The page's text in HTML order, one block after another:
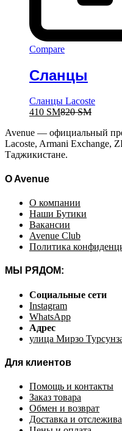
Compare
Сланцы
Сланцы Lacoste
410 ЅМ820ЅМ
Avenue — официальный
Lacoste, Armani Exchange,
Таджикистане.
O Avenue
О компании
Наши Бутики
Вакансии
Avenue Club
Политика
МЫ РЯДОМ:
Социальные сети
Instagram
WhatsApp
Адрес
улица Мирзо
Для клиентов
Помощь и контакты
Заказ товара
Обмен и возврат
Доставка и